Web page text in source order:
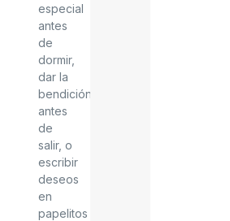
especial
antes
de
dormir,
dar la
bendición
antes
de
salir, o
escribir
deseos
en
papelitos